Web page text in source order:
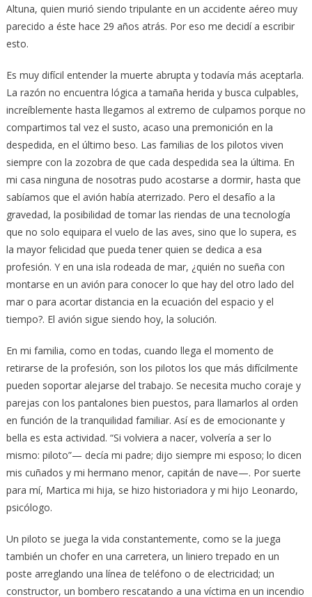
Altuna, quien murió siendo tripulante en un accidente aéreo muy
parecido a éste hace 29 años atrás. Por eso me decidí a escribir
esto.
Es muy difícil entender la muerte abrupta y todavía más aceptarla.
La razón no encuentra lógica a tamaña herida y busca culpables,
increíblemente hasta llegamos al extremo de culpamos porque no
compartimos tal vez el susto, acaso una premonición en la
despedida, en el último beso. Las familias de los pilotos viven
siempre con la zozobra de que cada despedida sea la última. En
mi casa ninguna de nosotras pudo acostarse a dormir, hasta que
sabíamos que el avión había aterrizado. Pero el desafío a la
gravedad, la posibilidad de tomar las riendas de una tecnología
que no solo equipara el vuelo de las aves, sino que lo supera, es
la mayor felicidad que pueda tener quien se dedica a esa
profesión. Y en una isla rodeada de mar, ¿quién no sueña con
montarse en un avión para conocer lo que hay del otro lado del
mar o para acortar distancia en la ecuación del espacio y el
tiempo?. El avión sigue siendo hoy, la solución.
En mi familia, como en todas, cuando llega el momento de
retirarse de la profesión, son los pilotos los que más difícilmente
pueden soportar alejarse del trabajo. Se necesita mucho coraje y
parejas con los pantalones bien puestos, para llamarlos al orden
en función de la tranquilidad familiar. Así es de emocionante y
bella es esta actividad. “Si volviera a nacer, volvería a ser lo
mismo: piloto”— decía mi padre; dijo siempre mi esposo; lo dicen
mis cuñados y mi hermano menor, capitán de nave—. Por suerte
para mí, Martica mi hija, se hizo historiadora y mi hijo Leonardo,
psicólogo.
Un piloto se juega la vida constantemente, como se la juega
también un chofer en una carretera, un liniero trepado en un
poste arreglando una línea de teléfono o de electricidad; un
constructor, un bombero rescatando a una víctima en un incendio